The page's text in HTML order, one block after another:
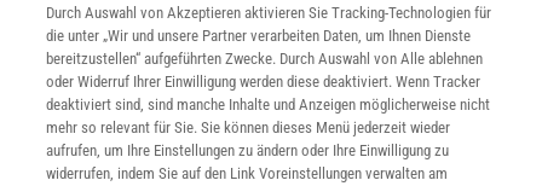
SPONSORED
PARTNERINHALTE
Anzeige
Durch Auswahl von Akzeptieren aktivieren Sie Tracking-Technologien für
die unter „Wir und unsere Partner verarbeiten Daten, um Ihnen Dienste
bereitzustellen“ aufgeführten Zwecke. Durch Auswahl von Alle ablehnen
oder Widerruf Ihrer Einwilligung werden diese deaktiviert. Wenn Tracker
deaktiviert sind, sind manche Inhalte und Anzeigen möglicherweise nicht
mehr so relevant für Sie. Sie können dieses Menü jederzeit wieder
aufrufen, um Ihre Einstellungen zu ändern oder Ihre Einwilligung zu
widerrufen, indem Sie auf den Link Voreinstellungen verwalten am